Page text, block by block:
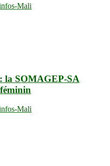
Mali
la SOMAGEP-SA
Mali